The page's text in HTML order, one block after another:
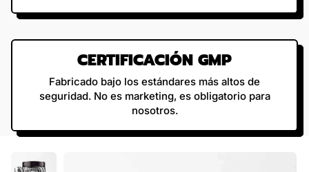
CERTIFICACIÓN GMP
Fabricado bajo los estándares más altos de
seguridad. No es marketing, es obligatorio para
nosotros.